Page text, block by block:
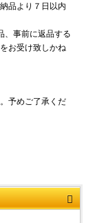
品より７日以内
、事前に返品する
お受け致しかね
予めご了承くだ